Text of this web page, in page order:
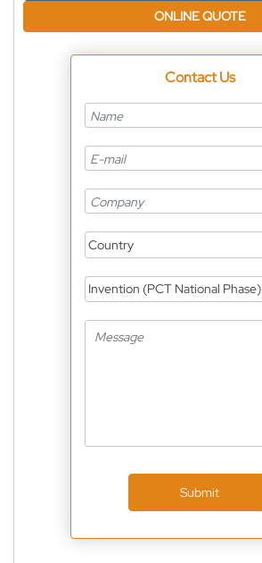
ONLINE QUOTE
Contact Us
Country
Invention (PCT National Phase)
Submit